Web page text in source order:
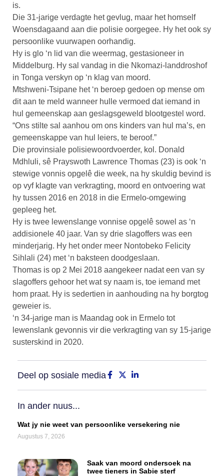
is.
Die 31-jarige verdagte het gevlug, maar het homself
Woensdagaand aan die polisie oorgegee. Hy het ook sy
persoonlike vuurwapen oorhandig.
Hy is glo ‘n lid van die weermag, gestasioneer in
Middelburg. Hy sal vandag in die Nkomazi-landdroshof
in Tonga verskyn op ‘n klag van moord.
Mtshweni-Tsipane het ‘n beroep gedoen op mense om
dit aan te meld wanneer hulle vermoed dat iemand in
hul gemeenskap aan geslagsgeweld blootgestel word.
“Ons stilte sal aanhou om ons kinders van hul ma’s, en
gemeenskappe van hul leiers, te beroof.”
Die provinsiale polisiewoordvoerder, kol. Donald
Mdhluli, sê Prayswoth Lawrence Thomas (23) is ook ‘n
stewige vonnis opgelê die week, na hy skuldig bevind is
op vyf klagte van verkragting, moord en ontvoering wat
hy tussen 2016 en 2018 in die Ermelo-omgewing
gepleeg het.
Hy is twee lewenslange vonnise opgelê sowel as ‘n
addisionele 40 jaar. Van sy drie slagoffers was een
minderjarig. Hy het onder meer Nontobeko Felicity
Sihlali (24) met ‘n baksteen doodgeslaan.
Thomas is op 2 Mei 2018 aangekeer nadat een van sy
slagoffers gehoor het wat sy naam is, toe iemand met
hom praat. Hy is sedertien in aanhouding na hy borgtog
geweier is.
‘n 34-jarige man is Maandag ook in Ermelo tot
lewenslank gevonnis vir die verkragting van sy 15-jarige
susterskind in 2020.
Deel op sosiale media
In ander nuus...
Wat jy nie weet van persoonlike versekering nie
Augustus 7, 2026
Saak van moord ondersoek na
twee tieners in Sabie sterf